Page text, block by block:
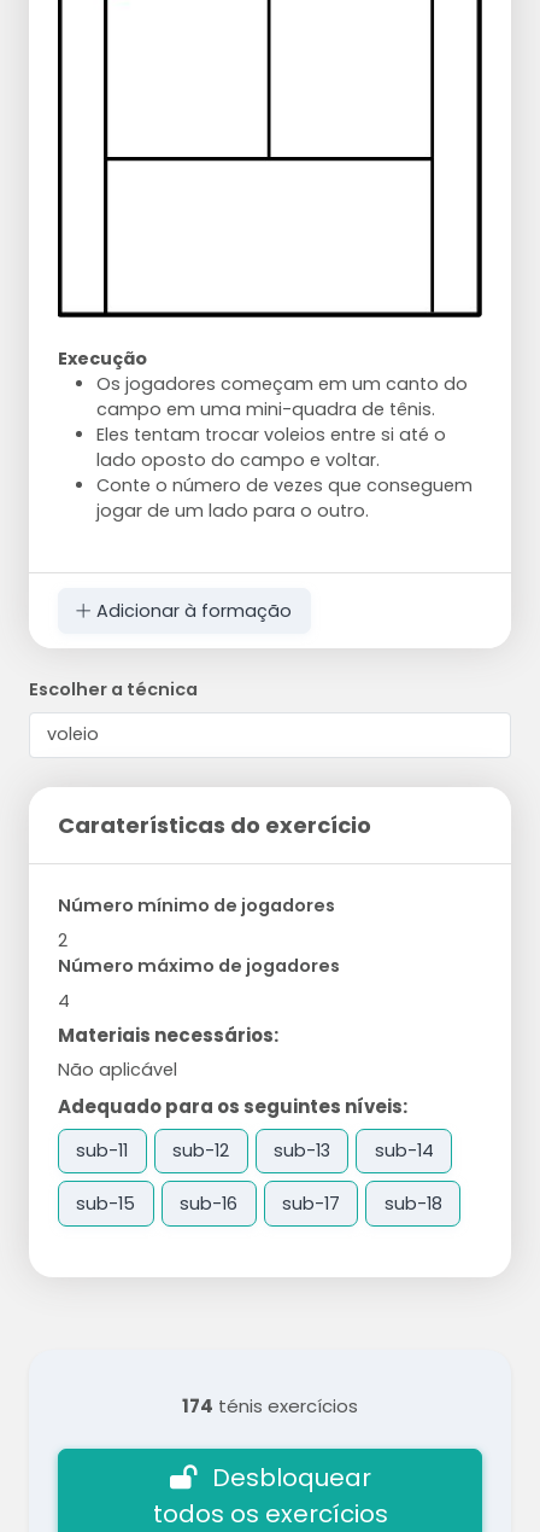
Execução
Os jogadores começam em um canto do
campo em uma mini-quadra de tênis.
Eles tentam trocar voleios entre si até o
lado oposto do campo e voltar.
Conte o número de vezes que conseguem
jogar de um lado para o outro.
Adicionar à formação
Escolher a técnica
Caraterísticas do exercício
Número mínimo de jogadores
2
Número máximo de jogadores
4
Materiais necessários:
Não aplicável
Adequado para os seguintes níveis:
sub-11 sub-12 sub-13 sub-14
sub-15 sub-16 sub-17 sub-18
174 ténis exercícios
Desbloquear
todos os exercícios